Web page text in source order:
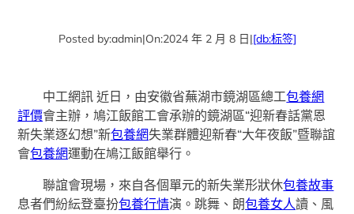
Posted by:admin|On:2024 年 2 月 8 日|[db:标签]
中工網訊 近日，由安徽省蕪湖市鏡湖區總工包養網
評價會主辦，鳩江飯館工會承辦的鏡湖區“迎新春話黨恩
新失業逐幻想”新包養網失業群體迎新春“大年夜飯”暨聯誼
會包養網運動在鳩江飯館舉行。
聯誼會現場，來自各個單元的新失業形狀休包養故事
息者們紛紜登臺扮包養行情演。跳舞、朗包養女人讀、風